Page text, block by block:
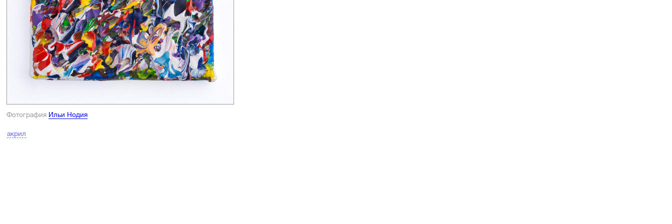
Фотография Ильи Нодия
акрил